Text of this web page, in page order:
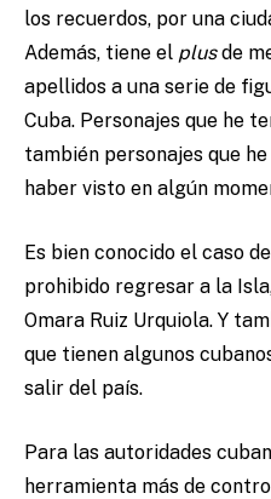
los recuerdos, por una
Además, tiene el plusde
apellidos a una serie de
Cuba. Personajes que he
también personajes que
haber visto en algún
Es bien conocido el caso
prohibido regresar a la
Omara Ruiz Urquiola. Y
que tienen algunos
salir del país.
Para las autoridades
herramienta más de